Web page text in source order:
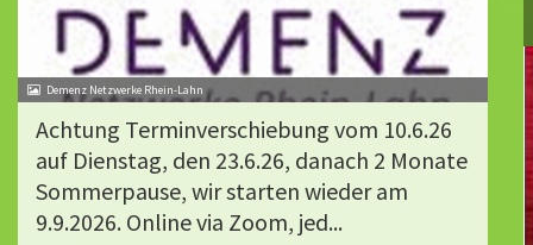
Demenz Netzwerke Rhein-Lahn
Achtung Terminverschiebung vom 10.6.26
auf Dienstag, den 23.6.26, danach 2 Monate
Sommerpause, wir starten wieder am
9.9.2026. Online via Zoom, jed...